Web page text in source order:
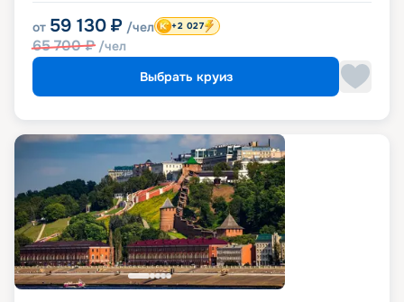
от 59 130 ₽ /чел
65 700₽ /чел
+2 027
Выбрать круиз